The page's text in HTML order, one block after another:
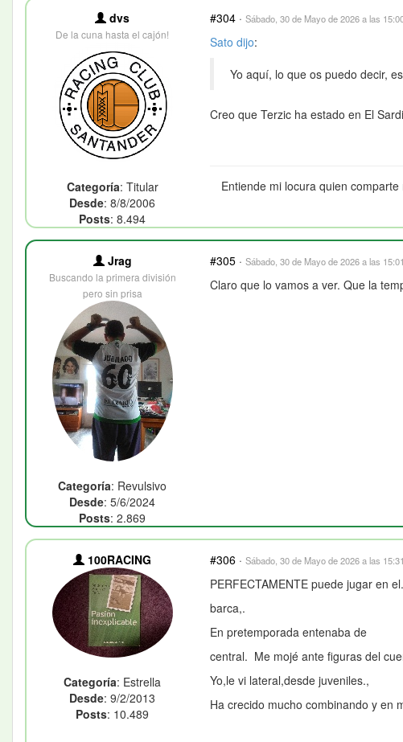
dvs
De la cuna hasta el cajón!
Categoría: Titular
Desde: 8/8/2006
Posts: 8.494
#304 · Sábado, 30 de Mayo de 2026 a las
Sato dijo:
Yo aquí, lo que os puedo decir,
Creo que Terzic ha estado en El
Entiende mi locura quien comparte
Jrag
Buscando la primera división
pero sin prisa
Categoría: Revulsivo
Desde: 5/6/2024
Posts: 2.869
#305 · Sábado, 30 de Mayo de 2026 a las 15:01
Claro que lo vamos a ver. Que la
100RACING
Categoría: Estrella
Desde: 9/2/2013
Posts: 10.489
#306 · Sábado, 30 de Mayo de 2026 a las 15:31
PERFECTAMENTE puede jugar en el.
barca,.
En pretemporada entenaba de
central. Me mojé ante figuras del
Yo,le vi lateral,desde juveniles.,
Ha crecido mucho combinando y